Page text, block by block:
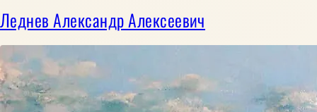
Леднев Александр Алексеевич